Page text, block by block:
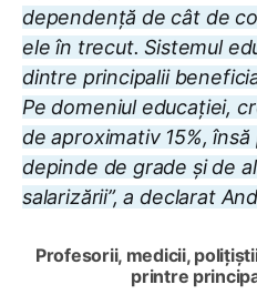
dependență de cât de
ele în trecut. Sistemul
dintre principalii
Pe domeniul educației,
de aproximativ 15%,
depinde de grade și de
salarizării”, a declarat
Profesorii, medicii,
printre